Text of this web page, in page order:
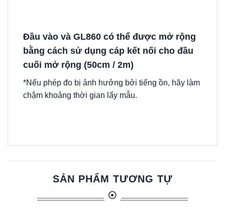
Đầu vào và GL860 có thể được mở rộng
bằng cách sử dụng cáp kết nối cho đầu
cuối mở rộng (50cm / 2m)
*Nếu phép đo bị ảnh hưởng bởi tiếng ồn, hãy làm
chậm khoảng thời gian lấy mẫu.
SẢN PHẨM TƯƠNG TỰ